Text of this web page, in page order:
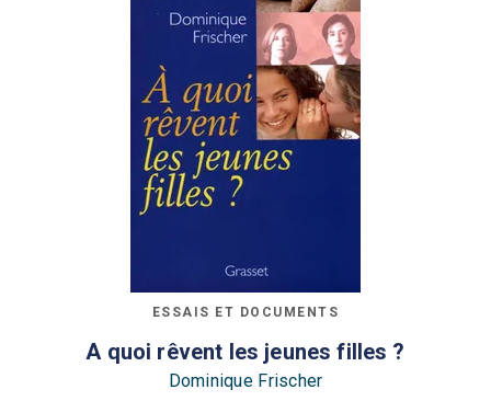
ESSAIS ET DOCUMENTS
A quoi rêvent les jeunes filles ?
Dominique Frischer